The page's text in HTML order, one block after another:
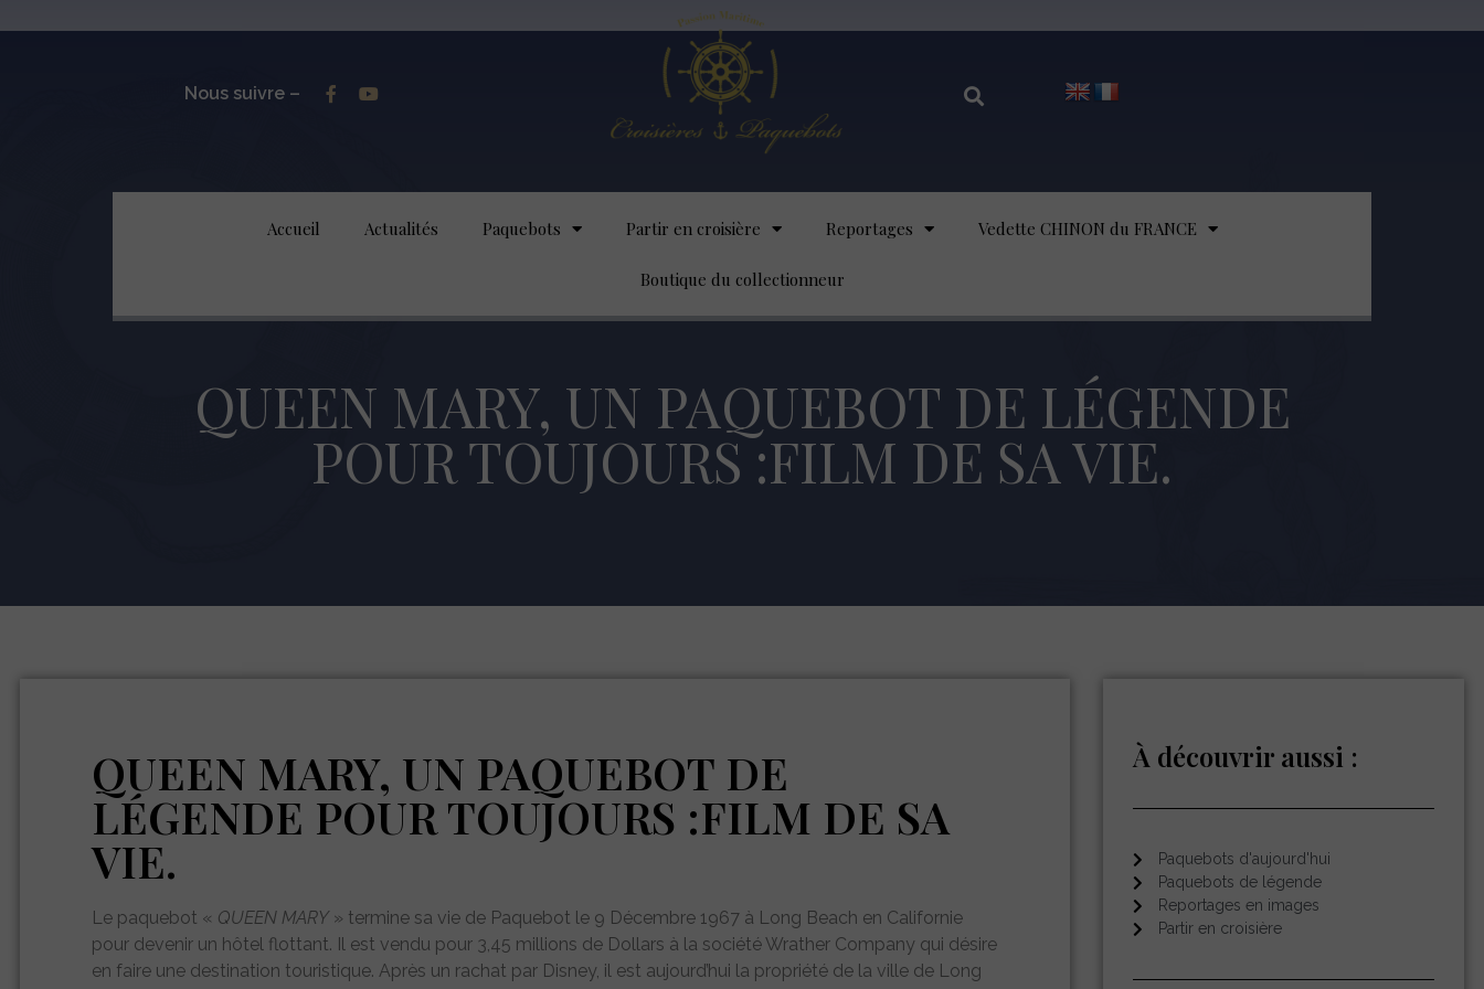
Nous suivre –
Accueil Actualités Paquebots Partir en croisière Reportages Vedette CHINON du FRANCE
Boutique du collectionneur
QUEEN MARY, UN PAQUEBOT DE LÉGENDE
POUR TOUJOURS :FILM DE SA VIE.
QUEEN MARY, UN PAQUEBOT DE
LÉGENDE POUR TOUJOURS :FILM DE SA
VIE.
Le paquebot « QUEEN MARY » termine sa vie de Paquebot le 9 Décembre 1967 à Long Beach en Californie
pour devenir un hôtel flottant. Il est vendu pour 3,45 millions de Dollars à la société Wrather Company qui désire
en faire une destination touristique. Après un rachat par Disney, il est aujourd’hui la propriété de la ville de Long
À découvrir aussi :
Paquebots d'aujourd'hui
Paquebots de légende
Reportages en images
Partir en croisière